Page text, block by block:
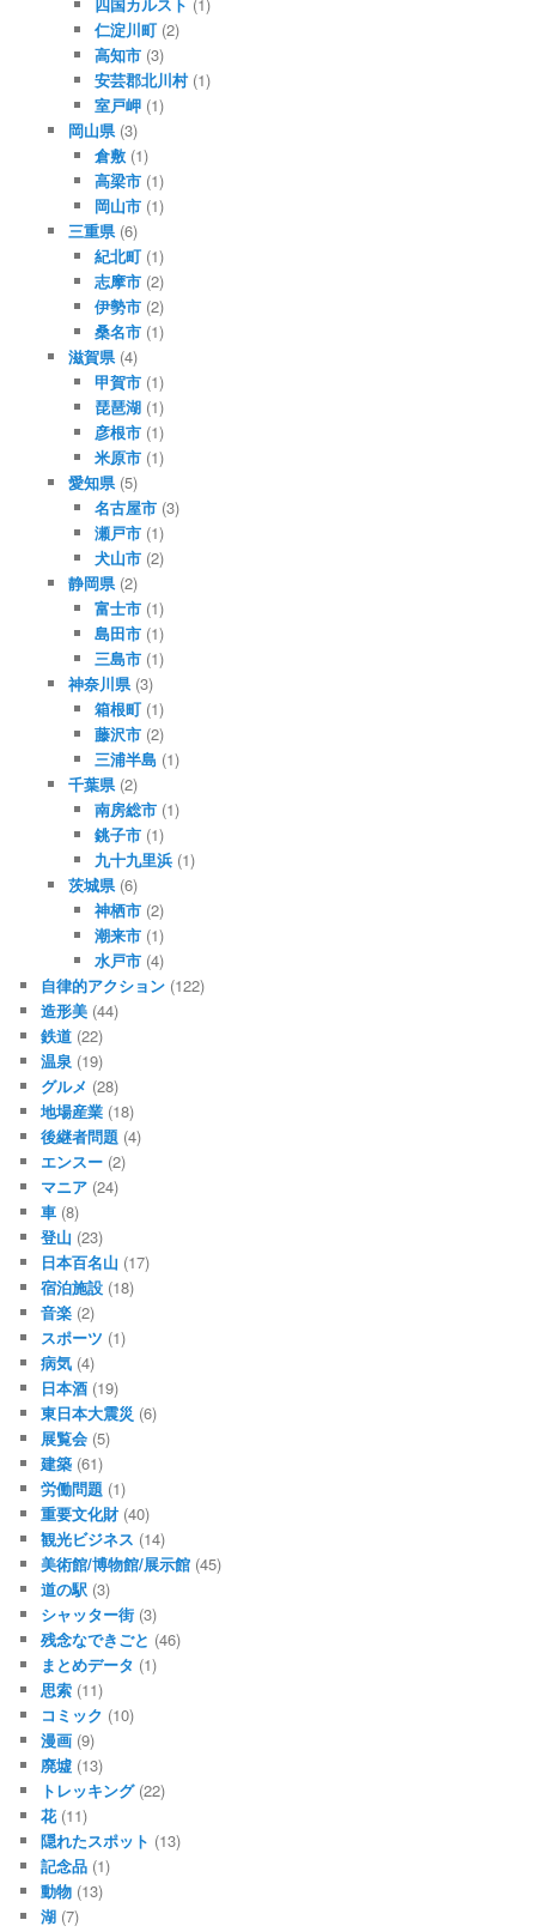
仁淀川町 (2)
高知市 (3)
安芸郡北川村(1)
室戸岬 (1)
岡山県(3)
倉敷 (1)
高梁市 (1)
岡山市 (1)
三重県(6)
紀北町 (1)
志摩市 (2)
伊勢市 (2)
桑名市 (1)
滋賀県(4)
甲賀市 (1)
琵琶湖 (1)
彦根市 (1)
米原市 (1)
愛知県(5)
名古屋市 (3)
瀬戸市 (1)
犬山市 (2)
静岡県(2)
富士市 (1)
島田市 (1)
三島市 (1)
神奈川県(3)
箱根町 (1)
藤沢市 (2)
三浦半島 (1)
千葉県(2)
南房総市 (1)
銚子市 (1)
九十九里浜 (1)
茨城県(6)
神栖市 (2)
潮来市 (1)
水戸市 (4)
自律的アクション (122)
造形美 (44)
鉄道 (22)
温泉 (19)
グルメ (28)
地場産業 (18)
後継者問題 (4)
エンスー (2)
マニア (24)
車 (8)
登山 (23)
日本百名山 (17)
宿泊施設 (18)
音楽 (2)
スポーツ (1)
病気 (4)
日本酒 (19)
東日本大震災 (6)
展覧会 (5)
建築 (61)
労働問題 (1)
重要文化財(40)
観光ビジネス (14)
美術館/博物館/展示館 (45)
道の駅 (3)
シャッター街 (3)
残念なできごと (46)
まとめデータ (1)
思索 (11)
コミック (10)
漫画 (9)
廃墟 (13)
トレッキング(22)
花(11)
隠れたスポット (13)
記念品 (1)
動物 (13)
湖 (7)